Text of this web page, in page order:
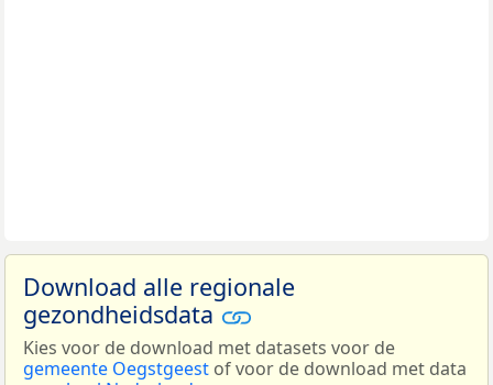
Download alle regionale
gezondheidsdata
Kies voor de download met datasets voor de
gemeente Oegstgeest of voor de download met data